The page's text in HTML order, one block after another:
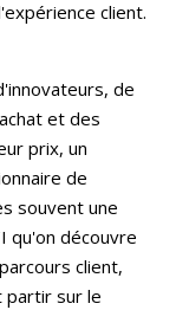
client.
de
et des
prix, un
de
souvent une
qu'on découvre
client,
partir sur le